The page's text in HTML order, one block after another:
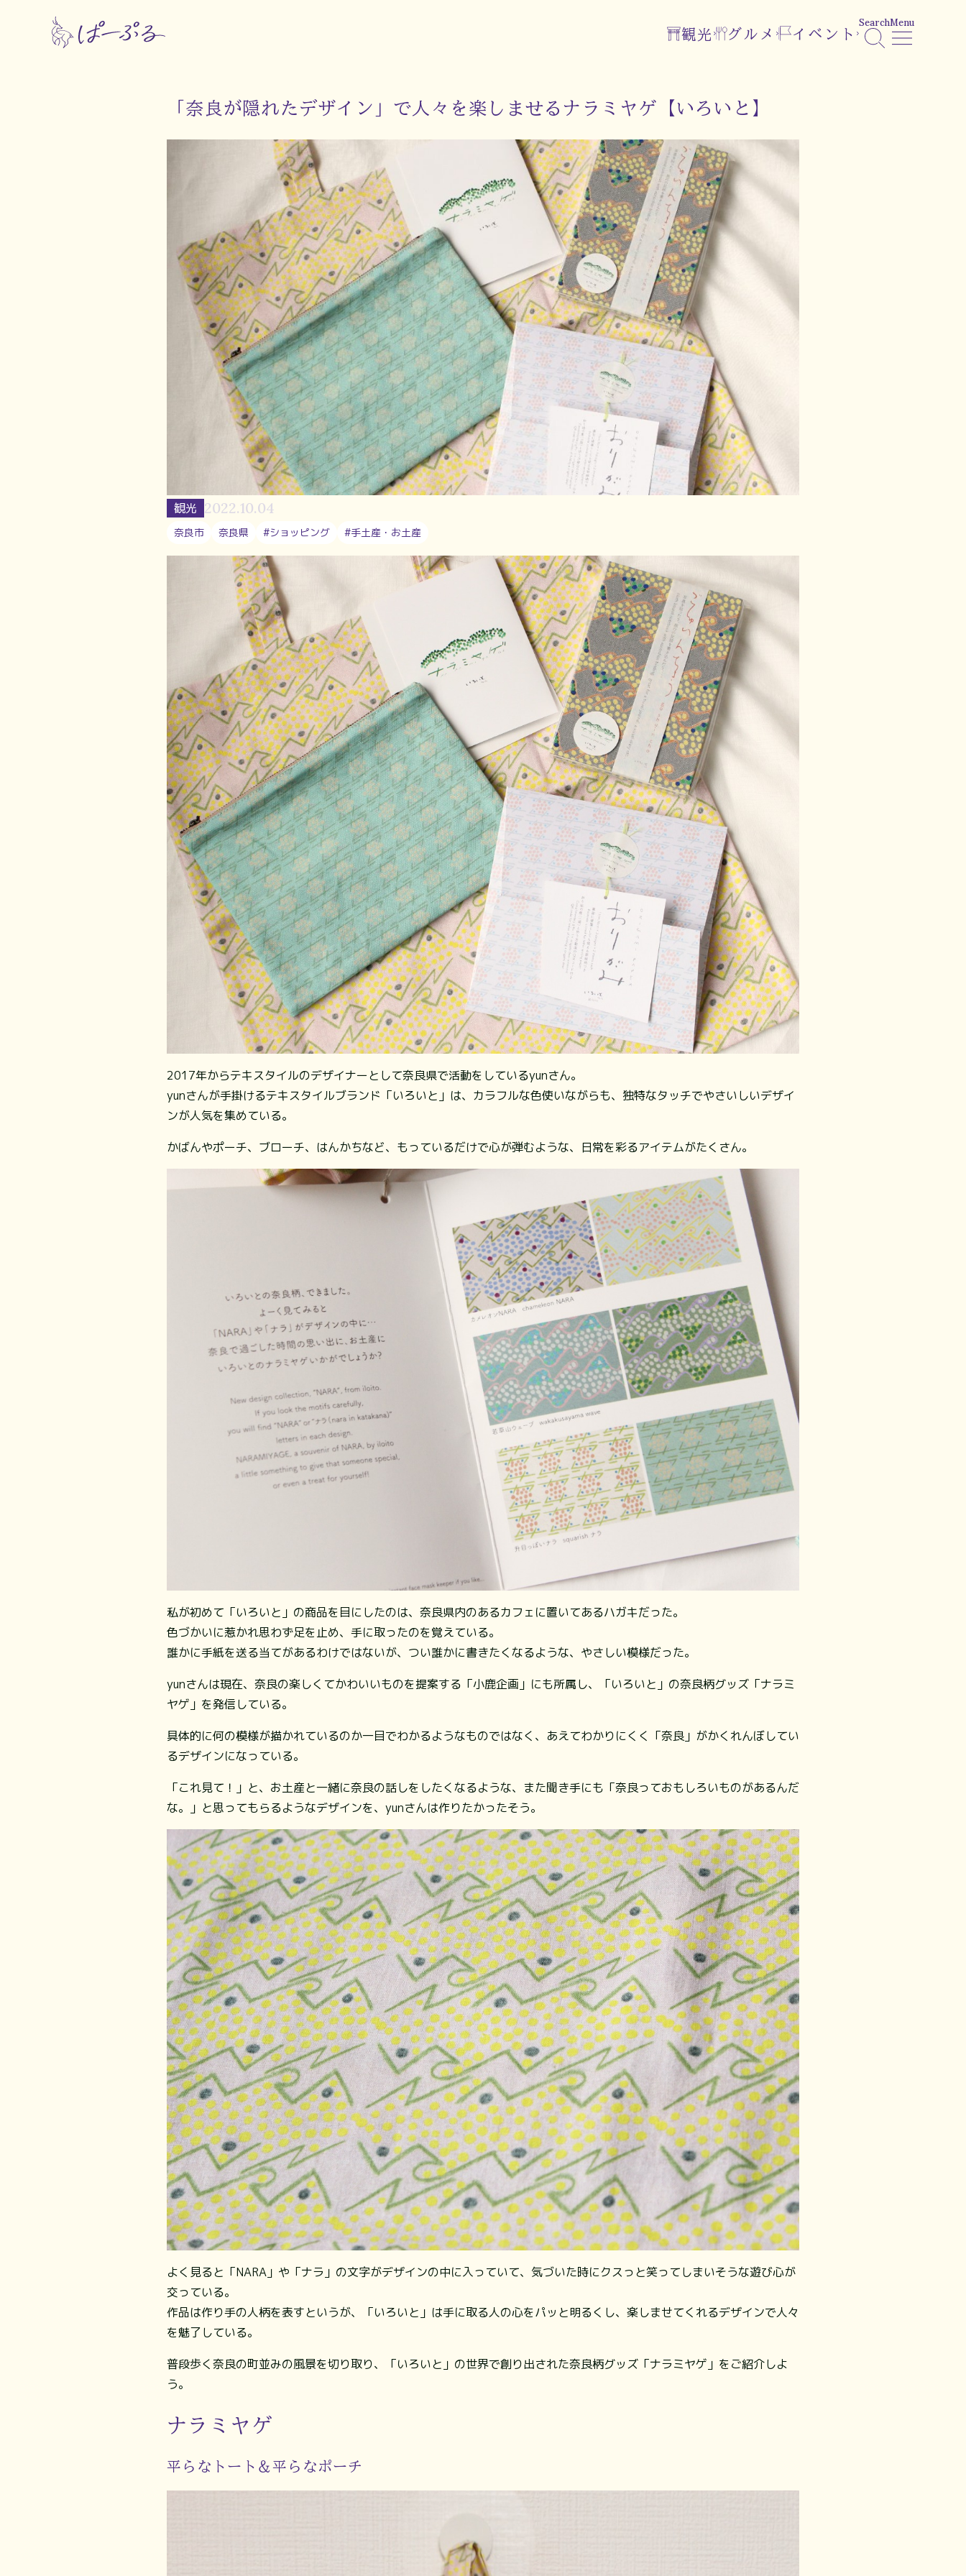
観光 グルメ イベント
SearchMenu
「奈良が隠れたデザイン」で人々を楽しませるナラミヤゲ【いろいと】
観光 2022.10.04
奈良市 奈良県 #ショッピング #手土産・お土産
2017年からテキスタイルのデザイナーとして奈良県で活動をしているyunさん。
yunさんが手掛けるテキスタイルブランド「いろいと」は、カラフルな色使いながらも、独特なタッチでやさいしいデザイ
ンが人気を集めている。
かばんやポーチ、ブローチ、はんかちなど、もっているだけで心が弾むような、日常を彩るアイテムがたくさん。
私が初めて「いろいと」の商品を目にしたのは、奈良県内のあるカフェに置いてあるハガキだった。
色づかいに惹かれ思わず足を止め、手に取ったのを覚えている。
誰かに手紙を送る当てがあるわけではないが、つい誰かに書きたくなるような、やさしい模様だった。
yunさんは現在、奈良の楽しくてかわいいものを提案する「小鹿企画」にも所属し、「いろいと」の奈良柄グッズ「ナラミ
ヤゲ」を発信している。
具体的に何の模様が描かれているのか一目でわかるようなものではなく、あえてわかりにくく「奈良」がかくれんぼしてい
るデザインになっている。
「これ見て！」と、お土産と一緒に奈良の話しをしたくなるような、また聞き手にも「奈良っておもしろいものがあるんだ
な。」と思ってもらるようなデザインを、yunさんは作りたかったそう。
よく見ると「NARA」や「ナラ」の文字がデザインの中に入っていて、気づいた時にクスっと笑ってしまいそうな遊び心が
交っている。
作品は作り手の人柄を表すというが、「いろいと」は手に取る人の心をパッと明るくし、楽しませてくれるデザインで人々
を魅了している。
普段歩く奈良の町並みの風景を切り取り、「いろいと」の世界で創り出された奈良柄グッズ「ナラミヤゲ」をご紹介しよ
う。
ナラミヤゲ
平らなトート＆平らなポーチ